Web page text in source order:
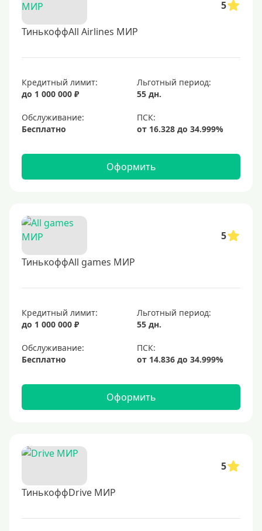
5
ТинькоффAll Airlines МИР
Кредитный лимит:
до 1 000 000 ₽
Льготный период:
55 дн.
Обслуживание:
Бесплатно
Оформить
5
ТинькоффAll games МИР
Кредитный лимит:
до 1 000 000 ₽
Льготный период:
55 дн.
Обслуживание:
Бесплатно
Оформить
5
ТинькоффDrive МИР